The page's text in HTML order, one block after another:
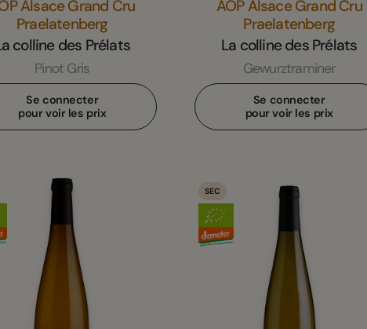
Alsace Grand Cru
Praelatenberg
colline des Prélats
Pinot Gris
Se connecter
pour voir les prix
AOP Alsace Grand Cru
Praelatenberg
La colline des Prélats
Gewurztraminer
Se connecter
pour voir les prix
SEC